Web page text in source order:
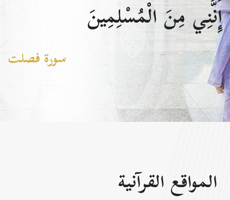
إِنَّنِي مِنَ الْمُسْلِمِينَ
سورة فصلت
المواقع القرآنية